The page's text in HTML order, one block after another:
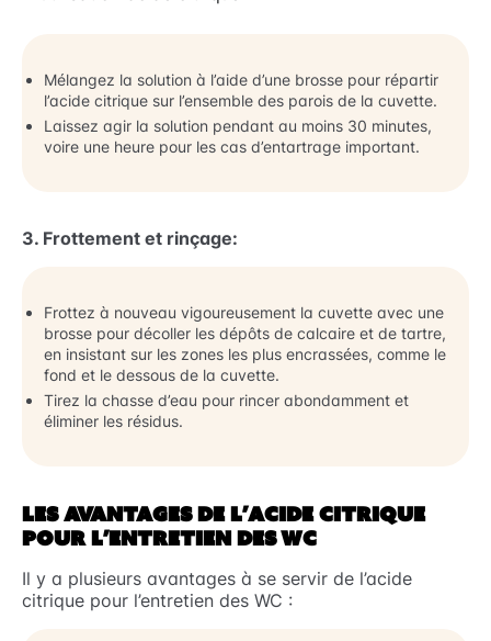
Mélangez la solution à l’aide d’une brosse pour répartir
l’acide citrique sur l’ensemble des parois de la cuvette.
Laissez agir la solution pendant au moins 30 minutes,
voire une heure pour les cas d’entartrage important.
3. Frottement et rinçage:
Frottez à nouveau vigoureusement la cuvette avec une
brosse pour décoller les dépôts de calcaire et de tartre,
en insistant sur les zones les plus encrassées, comme le
fond et le dessous de la cuvette.
Tirez la chasse d’eau pour rincer abondamment et
éliminer les résidus.
LES AVANTAGES DE L’ACIDE CITRIQUE
POUR L’ENTRETIEN DES WC
Il y a plusieurs avantages à se servir de l’acide
citrique pour l’entretien des WC :